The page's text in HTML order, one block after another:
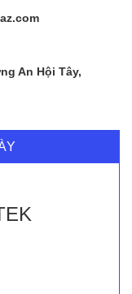
An Hội Tây,